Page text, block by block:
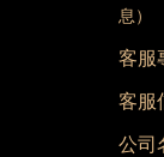
息）
客服
客
公司